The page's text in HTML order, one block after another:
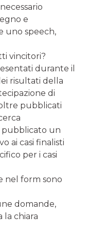
e
uno speech,
vincitori?
durante il
risultati della
di
pubblicati
pubblicato un
ai casi finalisti
per i casi
nel form sono
domande,
chiara